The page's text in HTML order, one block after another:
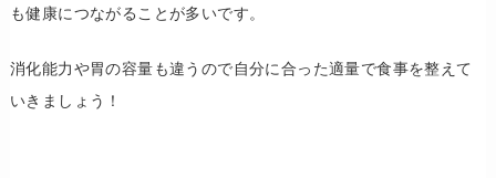
も健康につながることが多いです。
消化能力や胃の容量も違うので自分に合った適量で食事を整えて
いきましょう！